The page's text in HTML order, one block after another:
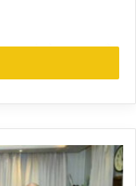
मुख्य आंकड़े इस प्रकार हैं:
लगभग 12 हजार नागरिकों के